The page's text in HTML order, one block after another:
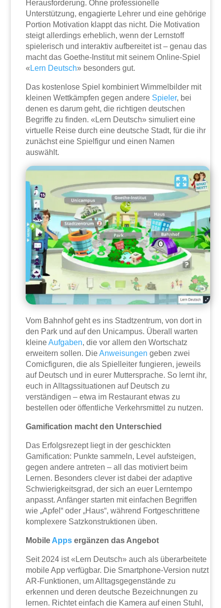
Herausforderung. Ohne professionelle
Unterstützung, engagierte Lehrer und eine gehörige
Portion Motivation klappt das nicht. Die Motivation
steigt allerdings erheblich, wenn der Lernstoff
spielerisch und interaktiv aufbereitet ist – genau das
macht das Goethe-Institut mit seinem Online-Spiel
« Lern Deutsch» besonders gut.
Das kostenlose Spiel kombiniert Wimmelbilder mit
kleinen Wettkämpfen gegen andere Spieler, bei
denen es darum geht, die richtigen deutschen
Begriffe zu finden. «Lern Deutsch» simuliert eine
virtuelle Reise durch eine deutsche Stadt, für die ihr
zunächst eine Spielfigur und einen Namen
auswählt.
Vom Bahnhof geht es ins Stadtzentrum, von dort in
den Park und auf den Unicampus. Überall warten
kleineAufgaben, die vor allem den Wortschatz
erweitern sollen. DieAnweisungen geben zwei
Comicfiguren, die als Spielleiter fungieren, jeweils
auf Deutsch und in eurer Muttersprache. So lernt ihr,
euch in Alltagssituationen auf Deutsch zu
verständigen – etwa im Restaurant etwas zu
bestellen oder öffentliche Verkehrsmittel zu nutzen.
Gamification macht den Unterschied
Das Erfolgsrezept liegt in der geschickten
Gamification: Punkte sammeln, Level aufsteigen,
gegen andere antreten – all das motiviert beim
Lernen. Besonders clever ist dabei der adaptive
Schwierigkeitsgrad, der sich an euer Lerntempo
anpasst. Anfänger starten mit einfachen Begriffen
wie „Apfel“ oder „Haus“, während Fortgeschrittene
komplexere Satzkonstruktionen üben.
Mobile Apps ergänzen das Angebot
Seit 2024 ist «Lern Deutsch» auch als überarbeitete
mobile App verfügbar. Die Smartphone-Version nutzt
AR-Funktionen, um Alltagsgegenstände zu
erkennen und deren deutsche Bezeichnungen zu
lernen. Richtet einfach die Kamera auf einen Stuhl,